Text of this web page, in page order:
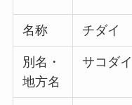
名称 チダイ
別名・
地方名
サコダイ